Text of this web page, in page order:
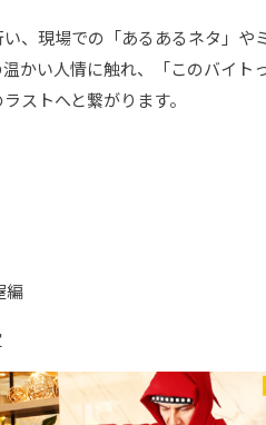
、現場での「あるあるネタ」や
かい人情に触れ、「このバイト
ストへと繋がります。
編